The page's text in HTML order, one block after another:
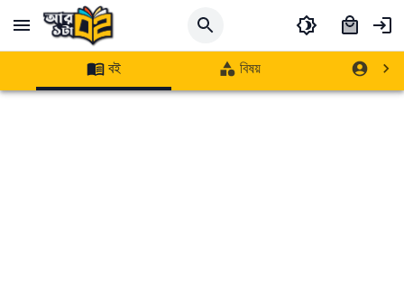
বই বিষয় লেখক